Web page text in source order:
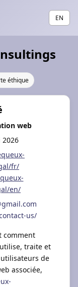
EN
éthique
web
fr/
en/
us/
comment
utilise, traite et
de
associée,